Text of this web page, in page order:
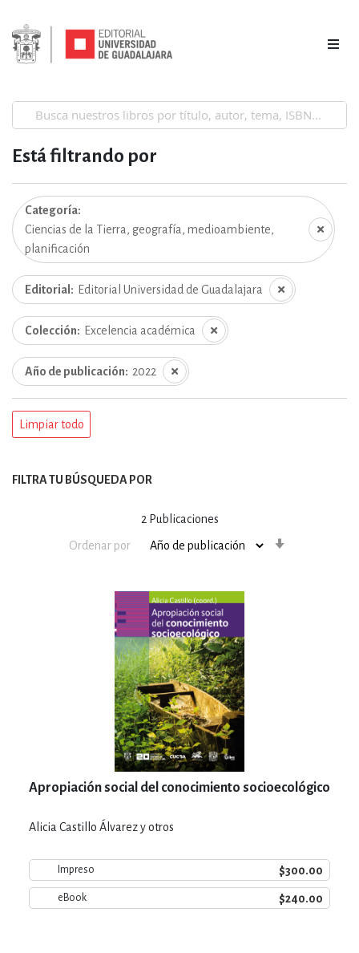
2 Publicaciones
Ordenar por
Apropiación social del conocimiento socioecológico
Alicia Castillo Álvarez y otros
Impreso $300.00
eBook $240.00
Está filtrando por
Categoría
Ciencias de la Tierra, geografía, medioambiente,
planificación
Editorial Editorial Universidad de Guadalajara
Colección Excelencia académica
Año de publicación 2022
Limpiar todo
FILTRA TU BÚSQUEDA POR